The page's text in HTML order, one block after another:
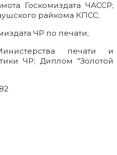
Госкомиздата ЧАССР;
райкома КПСС;
ЧР по печати;
печати и
ЧР; Диплом "Золотой